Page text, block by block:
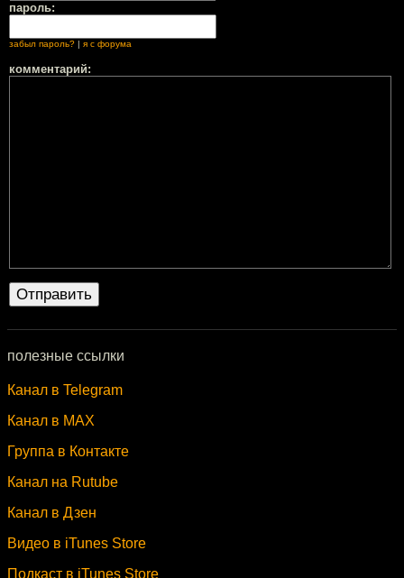
пароль:
забыл пароль? я с форума
комментарий:
полезные ссылки
Канал в Telegram
Канал в MAX
Группа в Контакте
Канал на Rutube
Канал в Дзен
Видео в iTunes Store
Подкаст в iTunes Store